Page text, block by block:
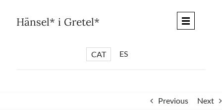
content
Hänsel* i Gretel*
CAT ES
Previous Next